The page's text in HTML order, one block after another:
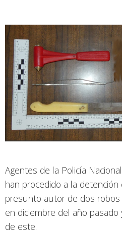
Agentes de la Policía
han procedido a la
presunto autor de dos
en diciembre del año
de este.